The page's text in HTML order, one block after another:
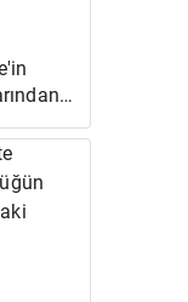
Neden